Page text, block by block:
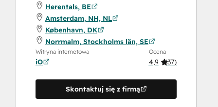
Herentals, BE
Amsterdam, NH, NL
København, DK
Norrmalm, Stockholms län, SE
Witryna internetowa
iO
Ocena
4,9 (37)
Skontaktuj się z firmą